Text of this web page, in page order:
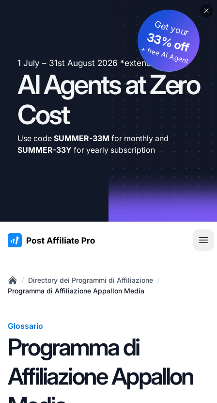
1 July – 31st August 2026 *extended
AI Agents at Zero
Cost
Get your
33% off
+ free AI Agent
Use code SUMMER-33M for monthly and
SUMMER-33Y for yearly subscription
:site.title
Home
/ Directory dei Programmi di Affiliazione /
Programma di Affiliazione Appallon Media
Glossario
Programma di
Affiliazione Appallon